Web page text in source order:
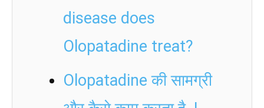
disease does
Olopatadine treat?
Olopatadine की सामग्री